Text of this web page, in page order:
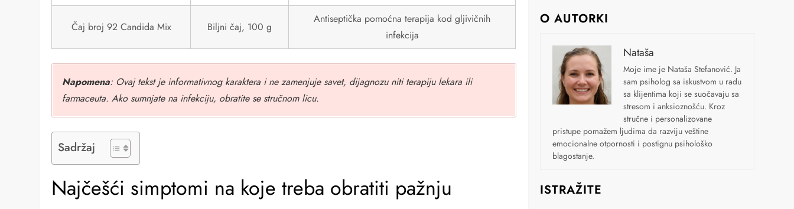
Čaj broj 92 Candida Mix Biljni čaj, 100 g
Antiseptička pomoćna terapija kod gljivičnih
infekcija
Napomena: Ovaj tekst je informativnog karaktera i ne zamenjuje savet, dijagnozu niti terapiju lekara ili
farmaceuta. Ako sumnjate na infekciju, obratite se stručnom licu.
Sadržaj
Najčešći simptomi na koje treba obratiti pažnju
O AUTORKI
Nataša
Moje ime je Nataša Stefanović. Ja
sam psiholog sa iskustvom u radu
sa klijentima koji se suočavaju sa
stresom i anksioznošću. Kroz
stručne i personalizovane
pristupe pomažem ljudima da razviju veštine
emocionalne otpornosti i postignu psihološko
blagostanje.
ISTRAŽITE